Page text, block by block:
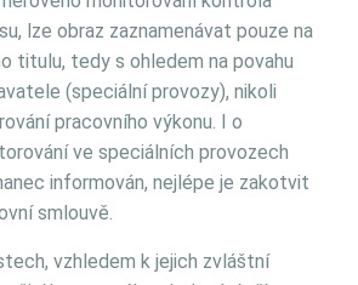
lze obraz zaznamenávat pouze na
titulu, tedy s ohledem na povahu
(speciální provozy), nikoli
pracovního výkonu. I o
ve speciálních provozech
informován, nejlépe je zakotvit
smlouvě.
vzhledem k jejich zvláštní